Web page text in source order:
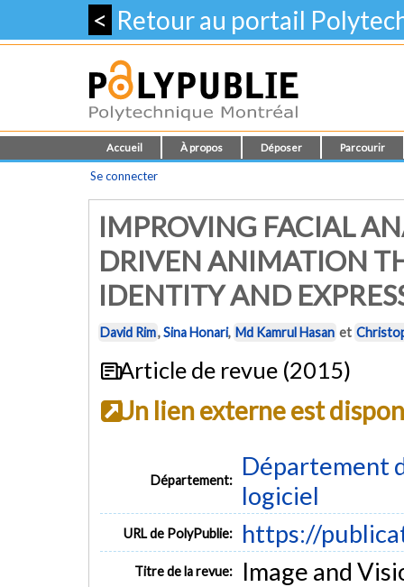
< Retour au portail
Accueil À propos Déposer Parcourir
Se connecter
IMPROVING FACIAL
DRIVEN ANIMATION
IDENTITY AND
David Rim,Sina Honari, Md Kamrul Hasan et
Article de revue (2015)
Un lien externe est
Département:
Département
logiciel
URL de PolyPublie: https://
Titre de la revue: Image and